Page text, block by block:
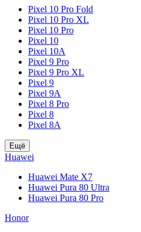
Pixel 10 Pro Fold
Pixel 10 Pro XL
Pixel 10 Pro
Pixel 10
Pixel 10A
Pixel 9 Pro
Pixel 9 Pro XL
Pixel 9
Pixel 9A
Pixel 8 Pro
Pixel 8
Pixel 8A
Ещё
Huawei
Huawei Mate X7
Huawei Pura 80 Ultra
Huawei Pura 80 Pro
Honor